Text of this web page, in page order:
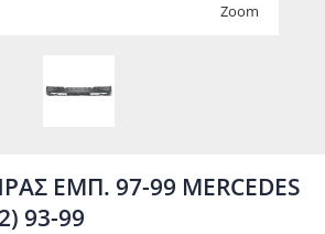
Zoom
ΕΜΠ. 97-99 MERCEDES
93-99